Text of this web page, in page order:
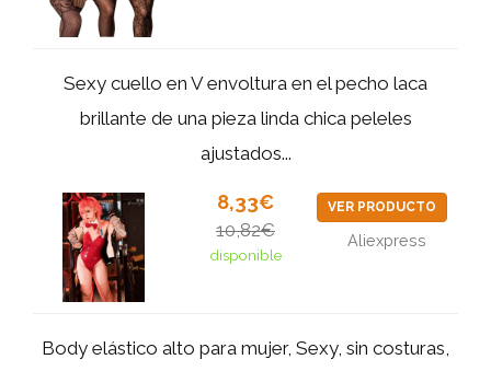
Sexy cuello en V envoltura en el pecho laca
brillante de una pieza linda chica peleles
ajustados...
8,33€
10,82€
disponible
VER PRODUCTO
Aliexpress
Body elástico alto para mujer, Sexy, sin costuras,